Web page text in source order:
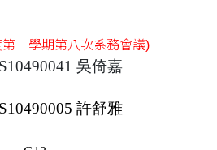
二學期第八次系務會議)
吳倚嘉
許舒雅